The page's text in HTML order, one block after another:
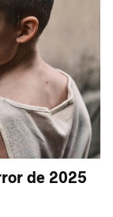
de 2025